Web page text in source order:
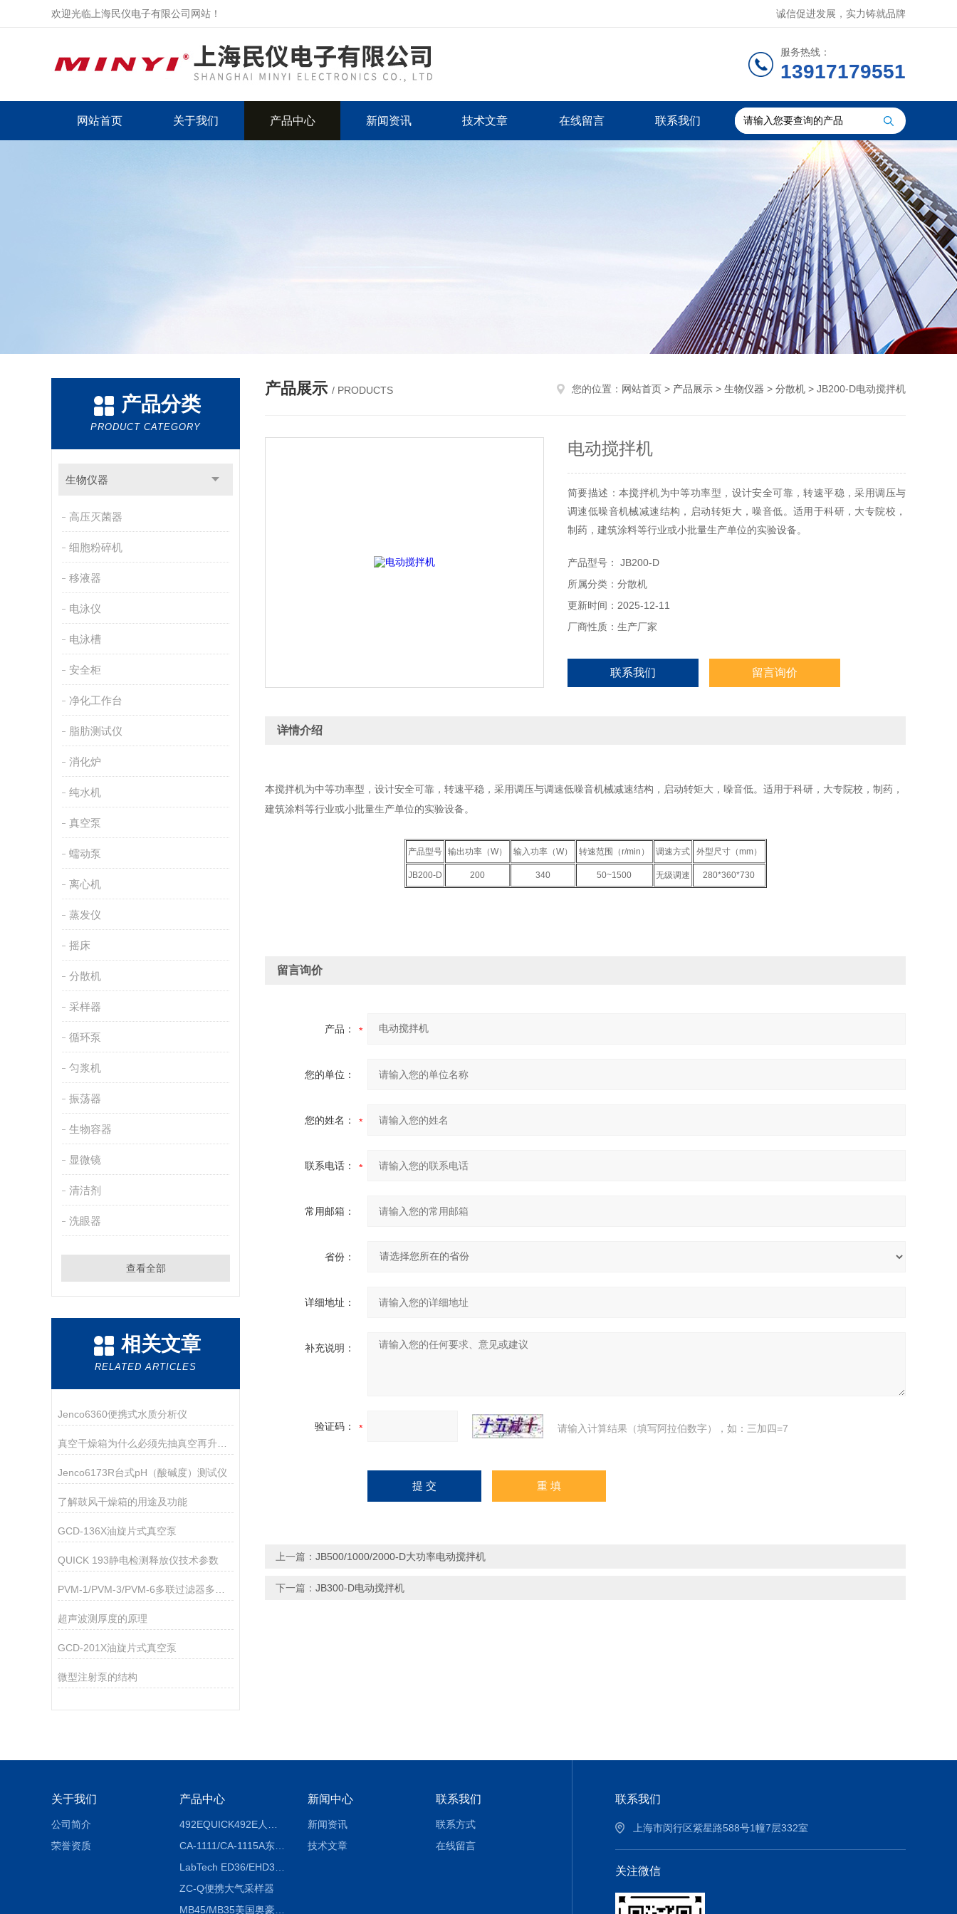
欢迎光临上海民仪电子有限公司网站！ 诚信促进发展，实力铸就品牌
服务热线：
13917179551
网站首页 关于我们 产品中心 新闻资讯 技术文章 在线留言 联系我们
产品分类
PRODUCT CATEGORY
生物仪器
高压灭菌器
细胞粉碎机
移液器
电泳仪
电泳槽
安全柜
净化工作台
脂肪测试仪
消化炉
纯水机
真空泵
蠕动泵
离心机
蒸发仪
摇床
分散机
采样器
循环泵
匀浆机
振荡器
生物容器
显微镜
清洁剂
洗眼器
查看全部
相关文章
RELATED ARTICLES
Jenco6360便携式水质分析仪
真空干燥箱为什么必须先抽真空再升温加热
Jenco6173R台式pH（酸碱度）测试仪
了解鼓风干燥箱的用途及功能
GCD-136X油旋片式真空泵
QUICK 193静电检测释放仪技术参数
超声波测厚度的原理
GCD-201X油旋片式真空泵
微型注射泵的结构
产品展示 / PRODUCTS 您的位置： 网站首页 > 产品展示 > 生物仪器 > 分散机 > JB200-D电动搅拌机
电动搅拌机
简要描述：本搅拌机为中等功率型，设计安全可靠，转速平稳，采用调压与
调速低噪音机械减速结构，启动转矩大，噪音低。适用于科研，大专院校，
制药，建筑涂料等行业或小批量生产单位的实验设备。
产品型号： JB200-D
所属分类：分散机
更新时间：2025-12-11
厂商性质：生产厂家
联系我们 留言询价
详情介绍
本搅拌机为中等功率型，设计安全可靠，转速平稳，采用调压与调速低噪音机械减速结构，启动转矩大，噪音低。适用于科研，大专院校，制药，
建筑涂料等行业或小批量生产单位的实验设备。
产品型号 输出功率（W） 输入功率（W） 转速范围（r/min） 调速方式 外型尺寸（mm）
JB200-D 200 340 50~1500 无级调速 280*360*730
留言询价
产品：
您的单位：
您的姓名：
联系电话：
常用邮箱：
省份：
详细地址：
补充说明：
验证码： 请输入计算结果（填写阿拉伯数字），如：三加四=7
上一篇： JB500/1000/2000-D大功率电动搅拌机
下一篇： JB300-D电动搅拌机
关于我们
公司简介
荣誉资质
产品中心
CA-1111/CA-1115A东京理化EYELA CA-1111/CA-1115A冷却水循环装置
ZC-Q便携大气采样器
MB45/MB35美国奥豪斯OHAUS MB45/MB35卤素红外水分测定仪
新闻中心
新闻资讯
技术文章
联系我们
联系方式
在线留言
联系我们
上海市闵行区紫星路588号1幢7层332室
关注微信